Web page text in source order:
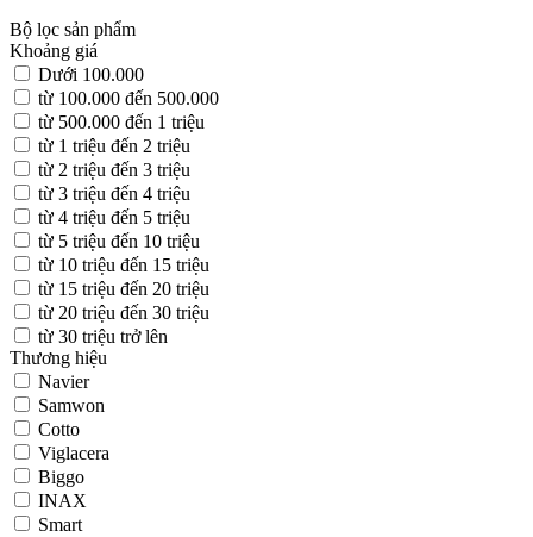
Bộ lọc sản phẩm
Khoảng giá
Dưới 100.000
từ 100.000 đến 500.000
từ 500.000 đến 1 triệu
từ 1 triệu đến 2 triệu
từ 2 triệu đến 3 triệu
từ 3 triệu đến 4 triệu
từ 4 triệu đến 5 triệu
từ 5 triệu đến 10 triệu
từ 10 triệu đến 15 triệu
từ 15 triệu đến 20 triệu
từ 20 triệu đến 30 triệu
từ 30 triệu trở lên
Thương hiệu
Navier
Samwon
Cotto
Viglacera
Biggo
INAX
Smart